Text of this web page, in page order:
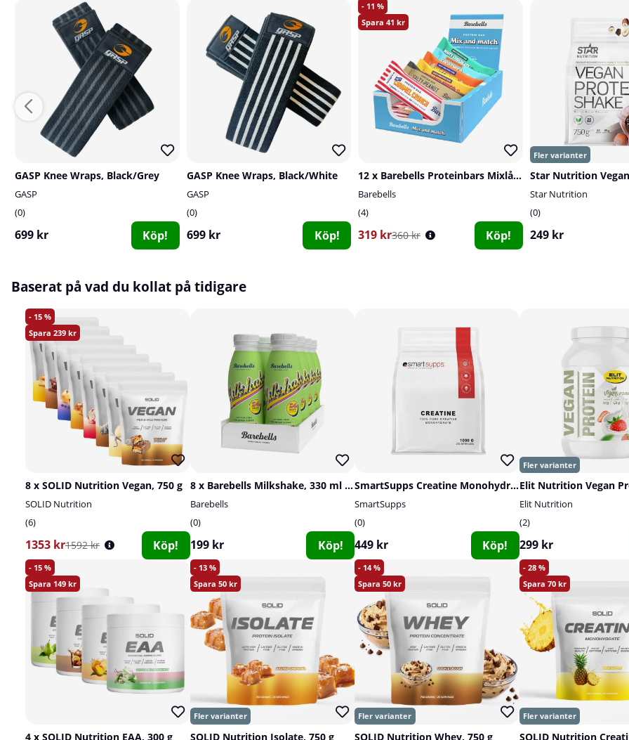
GASP Knee Wraps, Black/Grey
GASP
0
699 kr Köp!
GASP Knee Wraps, Black/White
GASP
0
699 kr Köp!
11
41
12 x Barebells Proteinbars Mixlåda, 45-55 g
Barebells
4
319 kr360 kr Köp!
Star Nutrition
0
249 kr
Baserat på vad du kollat på tidigare
15
239
8 x SOLID Nutrition Vegan, 750 g
SOLID Nutrition
6
1353 kr1592 kr Köp!
8 x Barebells Milkshake, 330 ml (Creamy Pear)
Barebells
0
199 kr Köp!
SmartSupps Creatine Monohydrate, 1000 g
SmartSupps
0
449 kr Köp!
Elit Nutrition
2
299 kr
15
149
4 x SOLID Nutrition EAA, 300 g
13
50
SOLID Nutrition Isolate, 750 g
14
50
SOLID Nutrition Whey, 750 g
28
70